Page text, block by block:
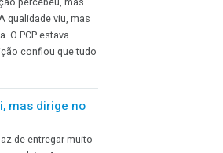
finalmente chegou à loja. Então
etiqueta branca de preço e colou
da frase mais importante do rótulo.
que perde o acerto da
redonda. Registro no ponto, corte
bonita e produção no ritmo esperado.